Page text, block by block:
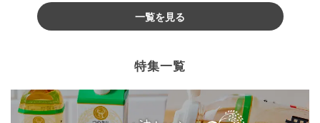
一覧を見る
特集一覧